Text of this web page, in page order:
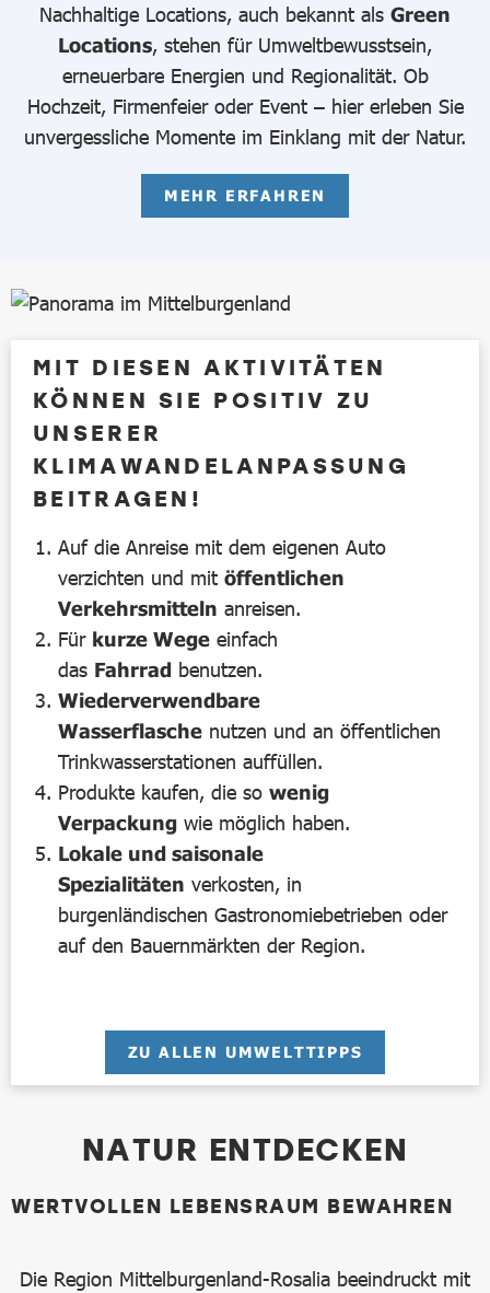
Nachhaltige Locations, auch bekannt als Green
Locations, stehen für Umweltbewusstsein,
erneuerbare Energien und Regionalität. Ob
Hochzeit, Firmenfeier oder Event – hier erleben Sie
unvergessliche Momente im Einklang mit der Natur.
MEHR ERFAHREN
MIT DIESEN AKTIVITÄTEN
KÖNNEN SIE POSITIV ZU
UNSERER
KLIMAWANDELANPASSUNG
BEITRAGEN!
Auf die Anreise mit dem eigenen Auto
verzichten und mit öffentlichen
Verkehrsmitteln anreisen.
Für kurze Wegeeinfach
das Fahrradbenutzen.
Wiederverwendbare
Wasserflaschenutzen und an öffentlichen
Trinkwasserstationen auffüllen.
Produkte kaufen, die so wenig
Verpackungwie möglich haben.
Lokale und saisonale
Spezialitäten verkosten, in
burgenländischen Gastronomiebetrieben oder
auf den Bauernmärkten der Region.
ZU ALLEN UMWELTTIPPS
NATUR ENTDECKEN
WERTVOLLEN LEBENSRAUM BEWAHREN
Die Region Mittelburgenland-Rosalia beeindruckt mit